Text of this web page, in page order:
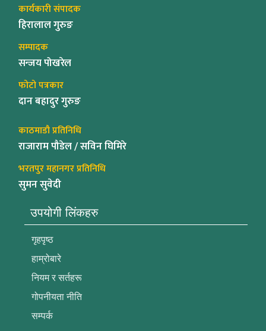
कार्यकारी संपादक
हिरालाल गुरुङ
सम्पादक
सन्जय पोखरेल
फोटो पत्रकार
दान बहादुर गुरुङ
काठमाडौ प्रतिनिधि
राजाराम पौडेल / सविन घिमिरे
भरतपुर महानगर प्रतिनिधि
सुमन सुवेदी
उपयोगी लिंकहरु
गृहपृष्ठ
हाम्रोबारे
नियम र सर्तहरू
गोपनीयता नीति
सम्पर्क